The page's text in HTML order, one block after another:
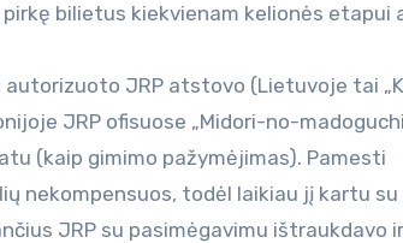
bilietus kiekvienam kelionės etapui
JRP atstovo (Lietuvoje tai
JRP ofisuose „Midori-no-
(kaip gimimo pažymėjimas). Pamesti
nekompensuos, todėl laikiau jį kartu su
JRP su pasimėgavimu ištraukdavo ir